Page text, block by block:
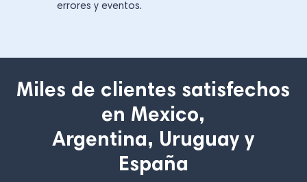
errores y eventos.
Miles de clientes satisfechos
en Mexico,
Argentina, Uruguay y
España